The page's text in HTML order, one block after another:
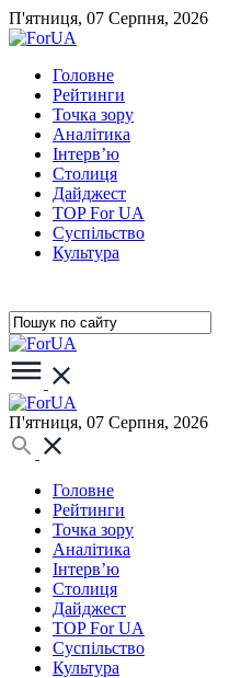
П'ятниця, 07 Серпня, 2026
Головне
Рейтинги
Точка зору
Аналітика
Інтерв’ю
Столиця
Дайджест
TOP For UA
Суспiльство
Культура
П'ятниця, 07 Серпня, 2026
Головне
Рейтинги
Точка зору
Аналітика
Інтерв’ю
Столиця
Дайджест
TOP For UA
Суспiльство
Культура